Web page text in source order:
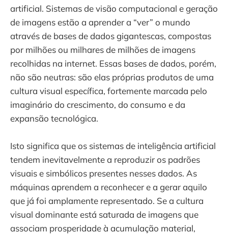
artificial. Sistemas de visão computacional e geração
de imagens estão a aprender a “ver” o mundo
através de bases de dados gigantescas, compostas
por milhões ou milhares de milhões de imagens
recolhidas na internet. Essas bases de dados, porém,
não são neutras: são elas próprias produtos de uma
cultura visual específica, fortemente marcada pelo
imaginário do crescimento, do consumo e da
expansão tecnológica.
Isto significa que os sistemas de inteligência artificial
tendem inevitavelmente a reproduzir os padrões
visuais e simbólicos presentes nesses dados. As
máquinas aprendem a reconhecer e a gerar aquilo
que já foi amplamente representado. Se a cultura
visual dominante está saturada de imagens que
associam prosperidade à acumulação material,